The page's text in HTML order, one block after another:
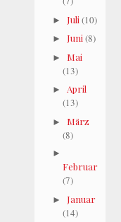
► Juli (10)
► Juni (8)
► Mai
(13)
►April
(13)
► März
(8)
►
Februar
(7)
► Januar
(14)